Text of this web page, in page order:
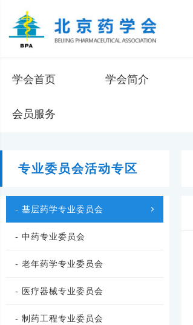
学会首页 学会简介
会员服务
专业委员会活动专区
- 基层药学专业委员会
- 中药专业委员会
- 老年药学专业委员会
- 医疗器械专业委员会
- 制药工程专业委员会